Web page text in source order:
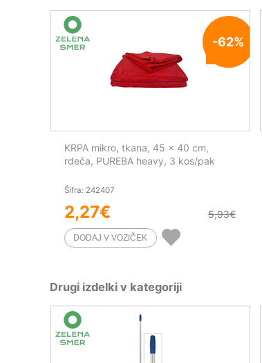
-62%
KRPA mikro, tkana, 45 x 40 cm,
rdeča, PUREBA heavy, 3 kos/pak
Šifra: 242407
2,27€ 5,93€
Drugi izdelki v kategoriji